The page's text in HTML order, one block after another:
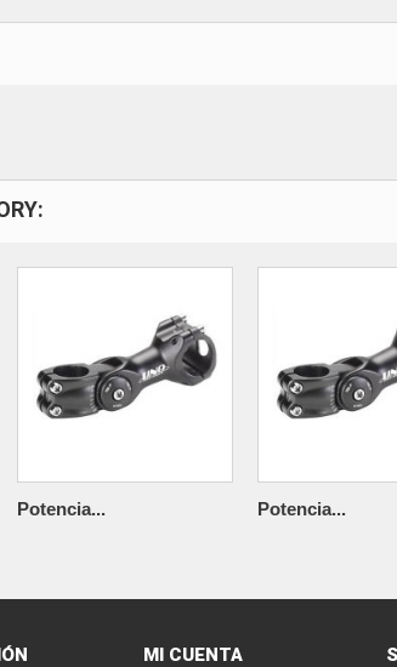
Potencia... Potencia...
MI CUENTA